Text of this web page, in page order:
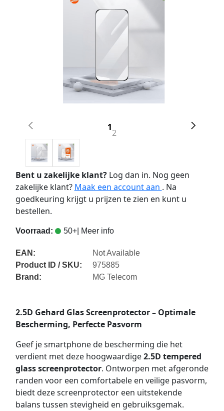
1
2
Bent u zakelijke klant?Log dan in. Nog geen
zakelijke klant? Maak een account aan . Na
goedkeuring krijgt u prijzen te zien en kunt u
bestellen.
Voorraad: 50+| Meer info
EAN:
Not Available
Product ID / SKU:
975885
Brand:
MG Telecom
2.5D Gehard Glas Screenprotector – Optimale
Bescherming, Perfecte Pasvorm
Geef je smartphone de bescherming die het
verdient met deze hoogwaardige2.5D tempered
glass screenprotector. Ontworpen met afgeronde
randen voor een comfortabele en veilige pasvorm,
biedt deze screenprotector een uitstekende
balans tussen stevigheid en gebruiksgemak.